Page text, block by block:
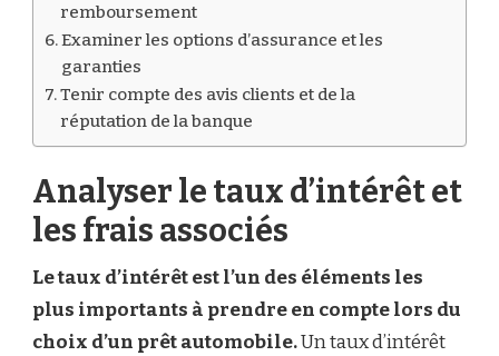
remboursement
Examiner les options d’assurance et les
garanties
Tenir compte des avis clients et de la
réputation de la banque
Analyser le taux d’intérêt et
les frais associés
Le taux d’intérêt est l’un des éléments les
plus importants à prendre en compte lors du
choix d’un prêt automobile.Un taux d’intérêt